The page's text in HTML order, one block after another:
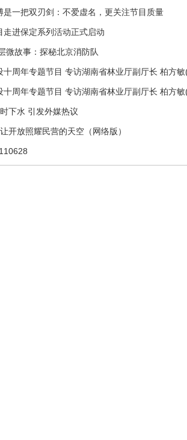
是一把双刃剑：不爱虚名，更关注节目质量
走进保定系列活动正式启动
微故事：探秘北京消防队
十周年专题节目 专访湖南省林业厅副厅长 柏方
十周年专题节目 专访湖南省林业厅副厅长 柏方
下水 引发外媒热议
开放照耀民营的天空（网络版）